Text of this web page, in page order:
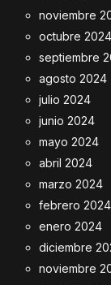
noviembre
octubre 2024
septiembre
agosto 2024
julio 2024
junio 2024
mayo 2024
abril 2024
marzo 2024
febrero 2024
enero 2024
diciembre
noviembre